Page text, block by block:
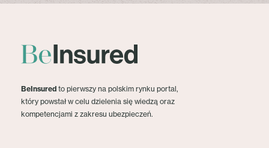
BeInsured to pierwszy na polskim rynku portal,
który powstał w celu dzielenia się wiedzą oraz
kompetencjami z zakresu ubezpieczeń.